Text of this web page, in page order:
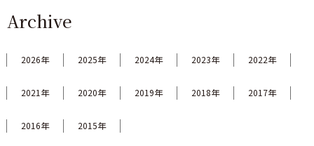
Archive
2026年 2025年 2024年 2023年 2022年
2021年 2020年 2019年 2018年 2017年
2016年 2015年